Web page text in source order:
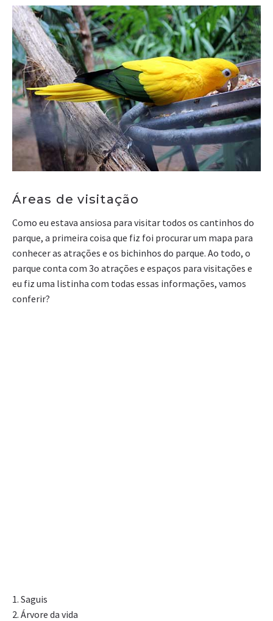
Áreas de visitação
Como eu estava ansiosa para visitar todos os cantinhos do
parque, a primeira coisa que fiz foi procurar um mapa para
conhecer as atrações e os bichinhos do parque. Ao todo, o
parque conta com 3o atrações e espaços para visitações e
eu fiz uma listinha com todas essas informações, vamos
conferir?
1. Saguis
2. Árvore da vida